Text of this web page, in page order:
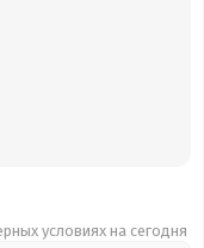
условиях на сегодня